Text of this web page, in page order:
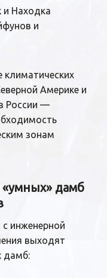
и Находка
и
Америке и
России —
зонам
«умных» дамб
с инженерной
выходят
дамб: